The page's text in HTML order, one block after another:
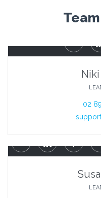
02